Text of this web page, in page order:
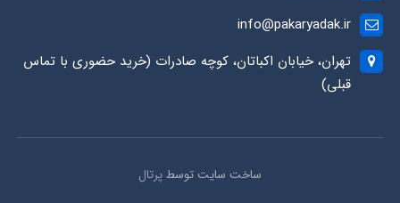
info@pakaryadak.ir
تهران، خیابان اکباتان، کوچه صادرات (خرید حضوری با تماس
قبلی)
ساخت سایت توسطپرتال